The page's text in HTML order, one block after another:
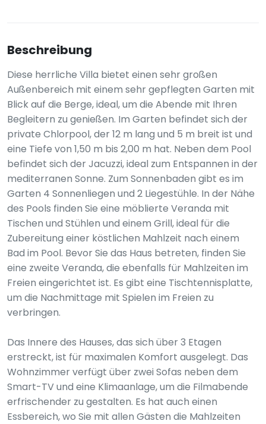
Beschreibung
Diese herrliche Villa bietet einen sehr großen
Außenbereich mit einem sehr gepflegten Garten mit
Blick auf die Berge, ideal, um die Abende mit Ihren
Begleitern zu genießen. Im Garten befindet sich der
private Chlorpool, der 12 m lang und 5 m breit ist und
eine Tiefe von 1,50 m bis 2,00 m hat. Neben dem Pool
befindet sich der Jacuzzi, ideal zum Entspannen in der
mediterranen Sonne. Zum Sonnenbaden gibt es im
Garten 4 Sonnenliegen und 2 Liegestühle. In der Nähe
des Pools finden Sie eine möblierte Veranda mit
Tischen und Stühlen und einem Grill, ideal für die
Zubereitung einer köstlichen Mahlzeit nach einem
Bad im Pool. Bevor Sie das Haus betreten, finden Sie
eine zweite Veranda, die ebenfalls für Mahlzeiten im
Freien eingerichtet ist. Es gibt eine Tischtennisplatte,
um die Nachmittage mit Spielen im Freien zu
verbringen.
Das Innere des Hauses, das sich über 3 Etagen
erstreckt, ist für maximalen Komfort ausgelegt. Das
Wohnzimmer verfügt über zwei Sofas neben dem
Smart-TV und eine Klimaanlage, um die Filmabende
erfrischender zu gestalten. Es hat auch einen
Essbereich, wo Sie mit allen Gästen die Mahlzeiten